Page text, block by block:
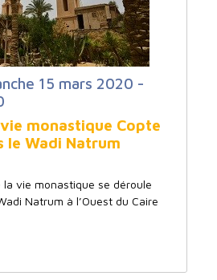
15 mars 2020 -
monastique Copte
le Wadi Natrum
la vie monastique se déroule
Natrum à l’Ouest du Caire